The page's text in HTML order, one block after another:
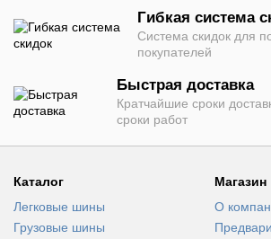
Гибкая система
Система скидок для
покупателей
Быстрая доставка
Кратчайшие сроки
сроки работ
Каталог
Легковые шины
Грузовые шины
Магазин
О